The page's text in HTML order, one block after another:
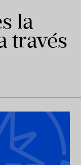
la
través